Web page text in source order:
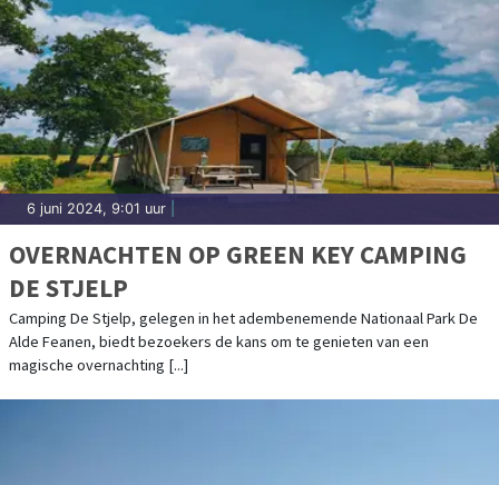
6 juni 2024, 9:01 uur
OVERNACHTEN OP GREEN KEY CAMPING
DE STJELP
Camping De Stjelp, gelegen in het adembenemende Nationaal Park De
Alde Feanen, biedt bezoekers de kans om te genieten van een
magische overnachting [...]